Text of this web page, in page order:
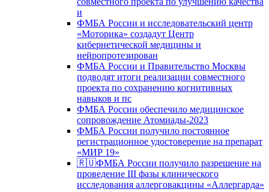
и
ФМБА России и исследовательский центр
«Моторика» создадут Центр
кибернетической медицины и
нейропротезирован
ФМБА России и Правительство Москвы
подводят итоги реализации совместного
проекта по сохранению когнитивных
навыков и пс
ФМБА России обеспечило медицинское
сопровождение Атомиады-2023
ФМБА России получило постоянное
регистрационное удостоверение на препарат
«МИР 19»
🇷🇺ФМБА России получило разрешение на
проведение III фазы клинического
исследования аллерговакцины «Аллергарда»